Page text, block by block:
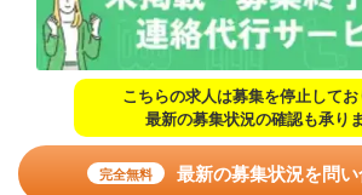
こちらの求人は募集を停止してお
最新の募集状況の確認も承りま
完全無料 最新の募集状況を問